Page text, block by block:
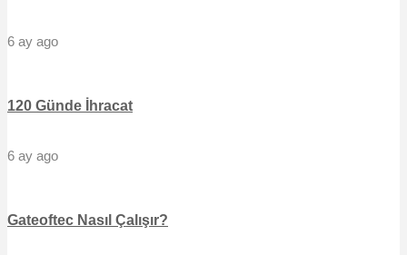
6 ay ago
120 Günde İhracat
6 ay ago
Gateoftec Nasıl Çalışır?